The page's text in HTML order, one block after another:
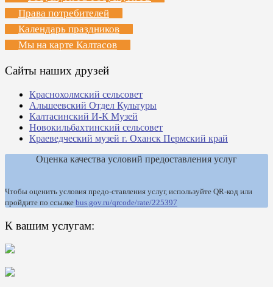
Права потребителей
Календарь праздников
Мы на карте Калтасов
Сайты наших друзей
Краснохолмский сельсовет
Альшеевский Отдел Культуры
Калтасинский И-К Музей
Новокильбахтинский сельсовет
Краеведческий музей г. Оханск Пермский край
Оценка качества условий предоставления услуг
Чтобы оценить условия предо-ставления услуг, используйте QR-код или
пройдите по ссылке bus.gov.ru/qrcode/rate/225397
К вашим услугам: